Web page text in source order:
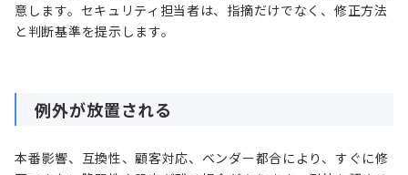
意します。セキュリティ担当者は、指摘だけでなく、修正方法
と判断基準を提示します。
例外が放置される
本番影響、互換性、顧客対応、ベンダー都合により、すぐに修